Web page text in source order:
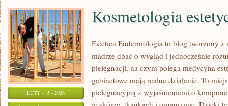
LUTY - 15 - 2026
Kosmetologia
Estetica Endermologia to blog tworzony z
mądrze dbać o wygląd i jednocześnie
pielęgnacji, na czym polega medycyna
gabinetowe mają realne działanie. To
pielęgnacyjną z wyjaśnieniami o